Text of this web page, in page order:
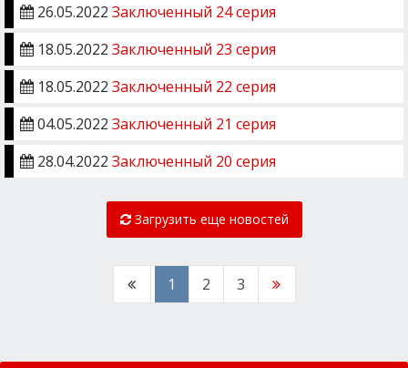
26.05.2022 Заключенный 24 серия
18.05.2022 Заключенный 23 серия
18.05.2022 Заключенный 22 серия
04.05.2022 Заключенный 21 серия
28.04.2022 Заключенный 20 серия
Загрузить еще новостей
1 2 3